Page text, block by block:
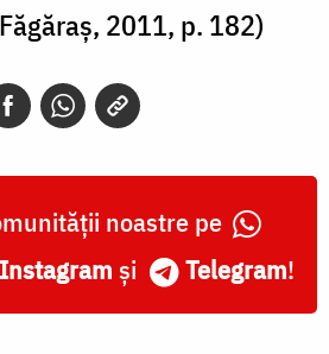
2011, p. 182)
noastre pe
Instagram și Telegram!